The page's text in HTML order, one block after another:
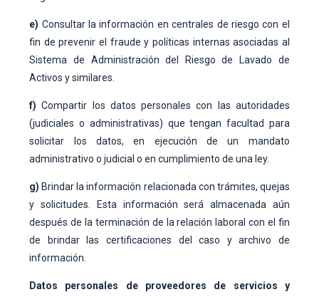
e) Consultar la información en centrales de riesgo con el
fin de prevenir el fraude y políticas internas asociadas al
Sistema de Administración del Riesgo de Lavado de
Activos y similares.
f) Compartir los datos personales con las autoridades
(judiciales o administrativas) que tengan facultad para
solicitar los datos, en ejecución de un mandato
administrativo o judicial o en cumplimiento de una ley.
g) Brindar la información relacionada con trámites, quejas
y solicitudes. Esta información será almacenada aún
después de la terminación de la relación laboral con el fin
de brindar las certificaciones del caso y archivo de
información.
Datos personales de proveedores de servicios y